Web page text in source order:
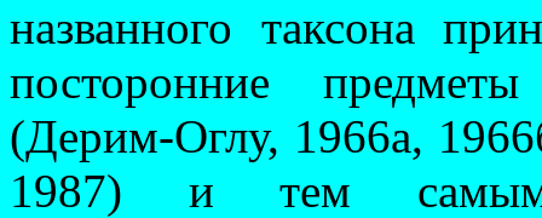
названного таксона
посторонние
(Дерим-Оглу, 1966а,
1987) и тем самым,